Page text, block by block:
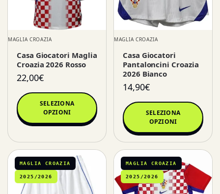
MAGLIA CROAZIA
Casa Giocatori Maglia
Croazia 2026 Rosso
22,00€
SELEZIONA
OPZIONI
MAGLIA CROAZIA
Casa Giocatori
Pantaloncini Croazia
2026 Bianco
14,90€
SELEZIONA
OPZIONI
MAGLIA CROAZIA
2025/2026
MAGLIA CROAZIA
2025/2026